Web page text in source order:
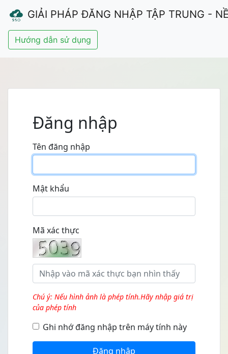
GIẢI PHÁP ĐĂNG NHẬP TẬP TRUNG -
Đăng nhập
Tên đăng nhập
Mật khẩu
Mã xác thực
Chú ý: Nếu hình ảnh là phép tính.Hãy nhập giá trị
của phép tính
Ghi nhớ đăng nhập trên máy tính này
Đăng nhập